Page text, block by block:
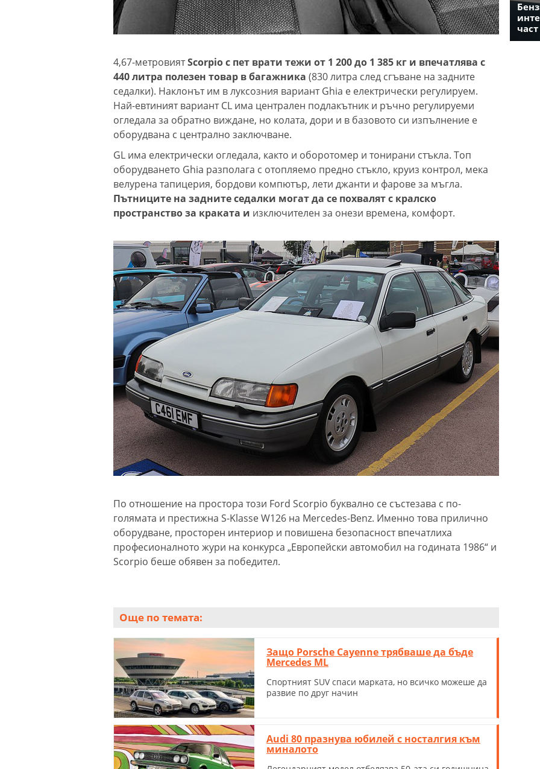
4,67-метровиятScorpio с пет врати тежи от 1 200 до 1 385 кг и впечатлява с
440 литра полезен товар в багажника (830 литра след сгъване на задните
седалки). Наклонът им в луксозния вариант Ghia е електрически регулируем.
Най-евтиният вариант CL има централен подлакътник и ръчно регулируеми
огледала за обратно виждане, но колата, дори и в базовото си изпълнение е
оборудвана с централно заключване.
GL има електрически огледала, както и оборотомер и тонирани стъкла. Топ
оборудването Ghia разполага с отопляемо предно стъкло, круиз контрол, мека
велурена тапицерия, бордови компютър, лети джанти и фарове за мъгла.
Пътниците на задните седалки могат да се похвалят с кралско
пространство за краката и изключителен за онези времена, комфорт.
По отношение на простора този Ford Scorpio буквално се състезава с по-
голямата и престижна S-Klasse W126 на Mercedes-Benz. Именно това прилично
оборудване, просторен интериор и повишена безопасност впечатлиха
професионалното жури на конкурса „Европейски автомобил на годината 1986“ и
Scorpio беше обявен за победител.
Още по темата:
Защо Porsche Cayenne трябваше да бъде
Mercedes ML
Спортният SUV спаси марката, но всичко можеше да
развие по друг начин
Audi 80 празнува юбилей с носталгия към
миналото
част